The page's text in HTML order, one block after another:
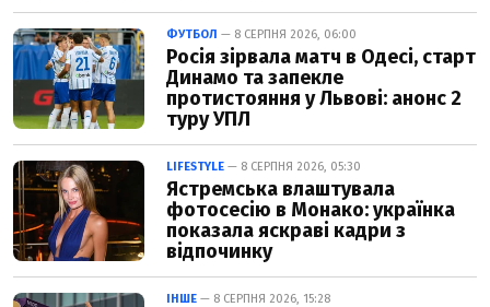
ФУТБОЛ — 8 СЕРПНЯ 2026, 06:00
Росія зірвала матч в Одесі, старт
Динамо та запекле
протистояння у Львові: анонс 2
туру УПЛ
LIFESTYLE — 8 СЕРПНЯ 2026, 05:30
Ястремська влаштувала
фотосесію в Монако: українка
показала яскраві кадри з
відпочинку
ІНШЕ — 8 СЕРПНЯ 2026, 15:28